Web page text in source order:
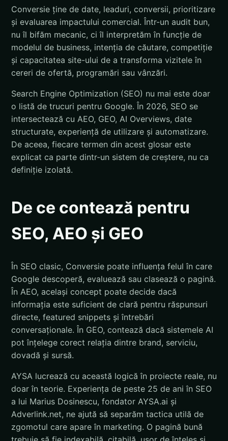
Conversie ține de date, leaduri, conversii, prioritizare
și evaluarea impactului comercial. Într-un audit bun,
nu îl bifăm mecanic, ci îl interpretăm în funcție de
modelul de business, intenția de căutare, competiție
și capacitatea site-ului de a transforma vizitele în
cereri de ofertă, programări sau vânzări.
Search Engine Optimization (SEO) nu mai este doar
o listă de trucuri pentru Google. În 2026, SEO se
intersectează cu AEO, GEO, AI Overviews, date
structurate, experiență de utilizare și automatizare.
De aceea, fiecare termen din acest glosar este
explicat ca parte dintr-un sistem de creștere, nu ca
definiție izolată.
De ce contează pentru
SEO, AEO și GEO
În SEO clasic, Conversie poate influența felul în care
Google descoperă, evaluează sau clasează o pagină.
În AEO, același concept poate decide dacă
informația este suficient de clară pentru răspunsuri
directe, featured snippets și întrebări
conversaționale. În GEO, contează dacă sistemele AI
pot înțelege corect relația dintre brand, serviciu,
dovadă și sursă.
AYSA lucrează cu această logică în proiecte reale, nu
doar în teorie. Experiența de peste 25 de ani în SEO
a lui Marius Dosinescu, fondator AYSA.ai și
Adverlink.net, ne ajută să separăm tactica utilă de
zgomotul care apare în marketing. O pagină bună